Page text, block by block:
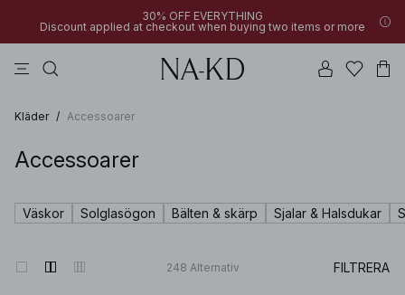
30% OFF EVERYTHING
Discount applied at checkout when buying two items or more
Kläder / Accessoarer
Accessoarer
Väskor Solglasögon Bälten & skärp Sjalar & Halsdukar
248 Alternativ FILTRERA